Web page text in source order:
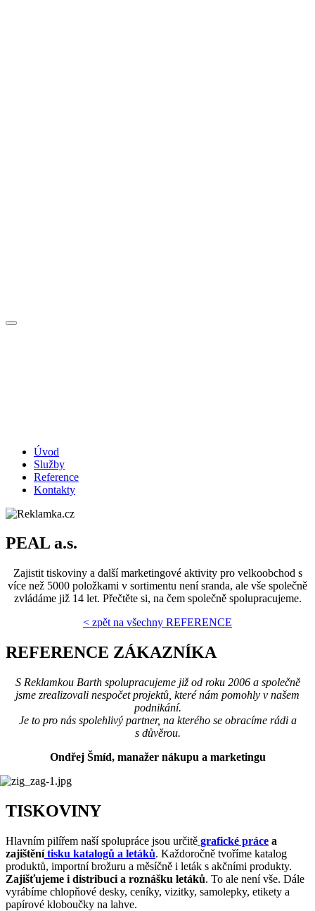
Úvod
Služby
Reference
Kontakty
PEAL a.s.
Zajistit tiskoviny a další marketingové aktivity pro velkoobchod s
více než 5000 položkami v sortimentu není sranda, ale vše společně
zvládáme již 14 let. Přečtěte si, na čem společně spolupracujeme.
< zpět na všechny REFERENCE
REFERENCE ZÁKAZNÍKA
S Reklamkou Barth spolupracujeme již od roku 2006 a společně
jsme zrealizovali nespočet projektů, které nám pomohly v našem
podnikání.
Je to pro nás spolehlivý partner, na kterého se obracíme rádi a
s důvěrou.
Ondřej Šmíd, manažer nákupu a marketingu
TISKOVINY
Hlavním pilířem naší spolupráce jsou určitě grafické práce a
zajištěnítisku katalogů a letáků. Každoročně tvoříme katalog
produktů, importní brožuru a měsíčně i leták s akčními produkty.
Zajišťujeme i distribuci a roznášku letáků. To ale není vše. Dále
vyrábíme chlopňové desky, ceníky, vizitky, samolepky, etikety a
papírové kloboučky na lahve.